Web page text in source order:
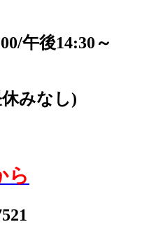
午後14:30～
みなし)
ら